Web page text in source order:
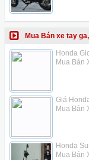
Mua Bán xe tay
Honda
Mua Bán
Giá
Mua Bán
Honda
Mua Bán